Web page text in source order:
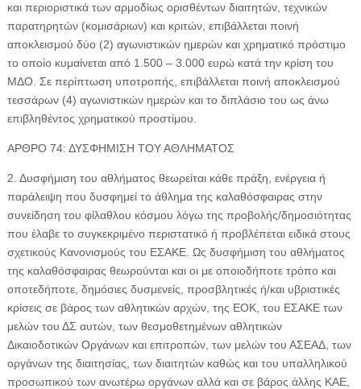
και περιοριστικά των αρμοδίως ορισθέντων διαιτητών, τεχνικών
παρατηρητών (κομισάριων) και κριτών, επιβάλλεται ποινή
αποκλεισμού δύο (2) αγωνιστικών ημερών και χρηματικό πρόστιμο
το οποίο κυμαίνεται από 1.500 – 3.000 ευρώ κατά την κρίση του
ΜΔΟ. Σε περίπτωση υποτροπής, επιβάλλεται ποινή αποκλεισμού
τεσσάρων (4) αγωνιστικών ημερών και το διπλάσιο του ως άνω
επιβληθέντος χρηματικού προστίμου.
ΑΡΘΡΟ 74: ΔΥΣΦΗΜΙΣΗ ΤΟΥ ΑΘΛΗΜΑΤΟΣ
2. Δυσφήμιση του αθλήματος θεωρείται κάθε πράξη, ενέργεια ή
παράλειψη που δυσφημεί το άθλημα της καλαθόσφαιρας στην
συνείδηση του φίλαθλου κόσμου λόγω της προβολής/δημοσιότητας
που έλαβε το συγκεκριμένο περιστατικό ή προβλέπεται ειδικά στους
σχετικούς Κανονισμούς του ΕΣΑΚΕ. Ως δυσφήμιση του αθλήματος
της καλαθόσφαιρας θεωρούνται και οι με οποιοδήποτε τρόπο και
οποτεδήποτε, δημόσιες δυσμενείς, προσβλητικές ή/και υβριστικές
κρίσεις σε βάρος των αθλητικών αρχών, της ΕΟΚ, του ΕΣΑΚΕ των
μελών του ΔΣ αυτών, των θεσμοθετημένων αθλητικών
Δικαιοδοτικών Οργάνων και επιτροπών, των μελών του ΑΣΕΑΔ, των
οργάνων της διαιτησίας, των διαιτητών καθώς και του υπαλληλικού
προσωπικού των ανωτέρω οργάνων αλλά και σε βάρος άλλης ΚΑΕ,